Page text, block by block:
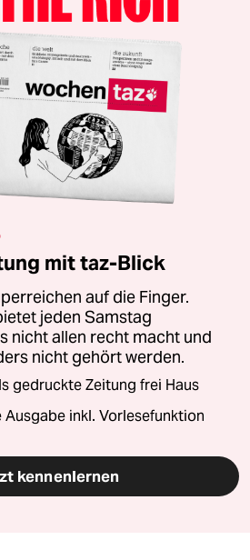
mit taz-Blick
auf die Finger.
jeden Samstag
nicht allen recht macht und
nicht gehört werden.
gedruckte Zeitung frei Haus
inkl. Vorlesefunktion
kennenlernen